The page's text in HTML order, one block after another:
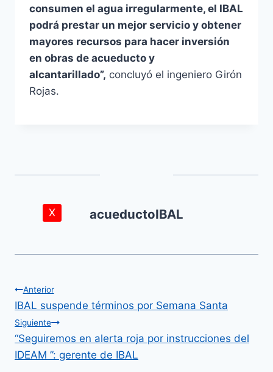
consumen el agua irregularmente, el IBAL
podrá prestar un mejor servicio y obtener
mayores recursos para hacer inversión
en obras de acueducto y
alcantarillado”, concluyó el ingeniero Girón
Rojas.
acueductoIBAL
Anterior
IBAL suspende términos por Semana Santa
Siguiente
“Seguiremos en alerta roja por instrucciones del
IDEAM ”: gerente de IBAL
X